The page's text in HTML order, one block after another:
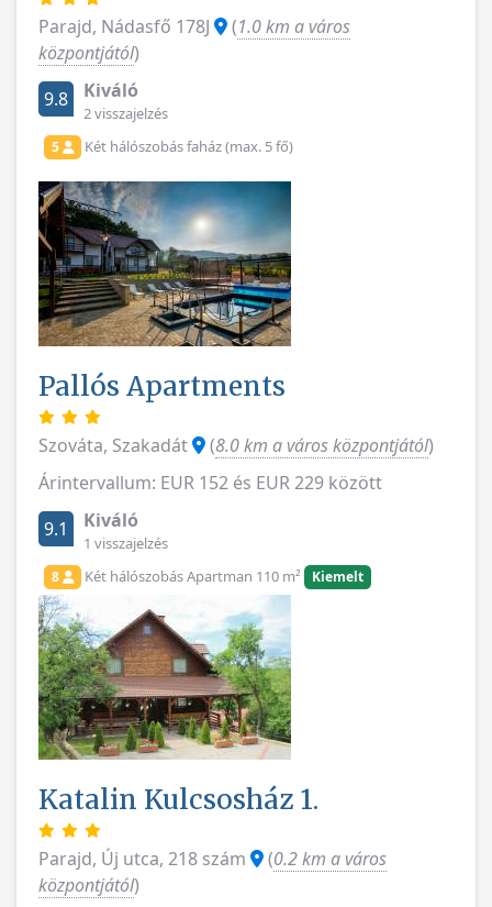
Parajd, Nádasfő 178J (1.0 km a város
központjától)
9.8
Kiváló
2 visszajelzés
5 Két hálószobás faház (max. 5 fő)
Pallós Apartments
Szováta, Szakadát (8.0 km a város központjától)
Árintervallum: EUR 152 és EUR 229 között
9.1
Kiváló
1 visszajelzés
8 Két hálószobás Apartman 110 m² Kiemelt
Katalin Kulcsosház 1.
Parajd, Új utca, 218 szám (0.2 km a város
központjától)